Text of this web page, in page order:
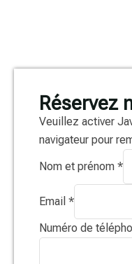
Réservez
Veuillez activer
navigateur pour
Nom et prénom *
Email *
Numéro de